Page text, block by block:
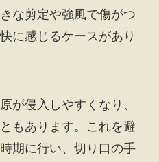
な剪定や強風で傷がつ
に感じるケースがあり
が侵入しやすくなり、
もあります。これを避
期に行い、切り口の手